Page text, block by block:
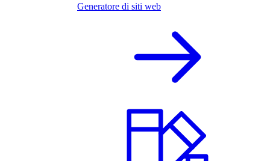
Generatore di siti web